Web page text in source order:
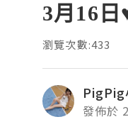
3月16
瀏覽次數:433
PigPig
發佈於